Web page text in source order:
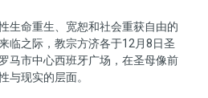
生命重生、宽恕和社会重获自由的
临之际，教宗方济各于12月8日圣
马市中心西班牙广场，在圣母像前
与现实的层面。